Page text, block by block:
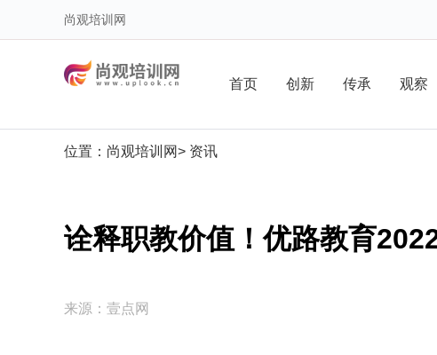
尚观培训网
首页 创新 传承 观察
位置： 尚观培训网> 资讯
诠释职教价值！优路教育
来源： 壹点网